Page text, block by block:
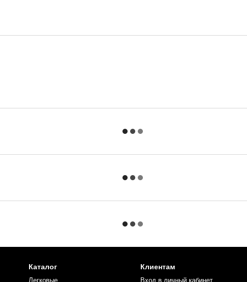
Каталог
Легковые
Клиентам
Вход в личный кабинет